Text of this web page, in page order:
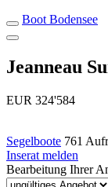
Boot Bodensee
Jeanneau
EUR 324'584
Segelboote 761
Inserat melden
Bearbeitung Ihrer